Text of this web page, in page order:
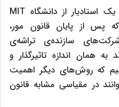
«نیل تامسون» (Neil Thompson)، یک استادیار از دانشگاه MIT
پس از پایان قانون مور،
سازنده‌ی تراشه‌ی
به همان اندازه‌ تاثیرگذار و
که روش‌های دیگر اهمیت
در مقیاسی مشابه قانون